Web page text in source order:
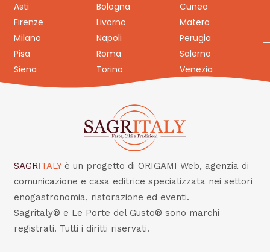
Asti Bologna
Cuneo
Firenze
Livorno
Matera
Milano
Napoli
Perugia
Pisa
Roma
Salerno
Siena
Torino Venezia
SAGRITALY è un progetto di ORIGAMI Web, agenzia di
comunicazione e casa editrice specializzata nei settori
enogastronomia, ristorazione ed eventi.
Sagritaly® e Le Porte del Gusto® sono marchi
registrati. Tutti i diritti riservati.